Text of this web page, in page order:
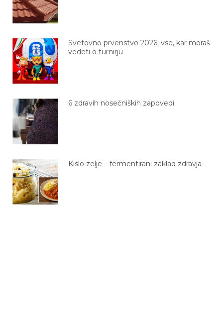
Svetovno prvenstvo 2026: vse, kar moraš
vedeti o turnirju
6 zdravih nosečniških zapovedi
Kislo zelje – fermentirani zaklad zdravja